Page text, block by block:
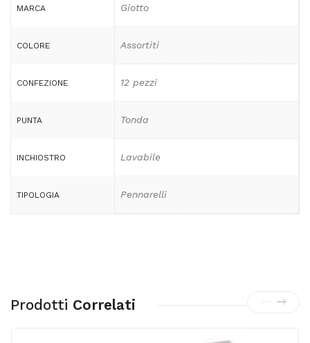
MARCA Giotto
COLORE Assortiti
CONFEZIONE 12 pezzi
PUNTA Tonda
INCHIOSTRO Lavabile
TIPOLOGIA Pennarelli
Prodotti Correlati